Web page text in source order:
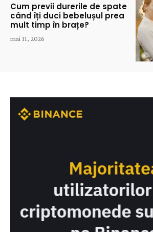
Cum previi durerile de spate
când îți duci bebelușul prea
mult timp în brațe?
mai 11, 2026